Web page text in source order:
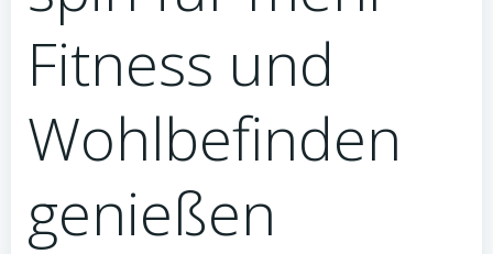
Fitness und
Wohlbefinden
genießen